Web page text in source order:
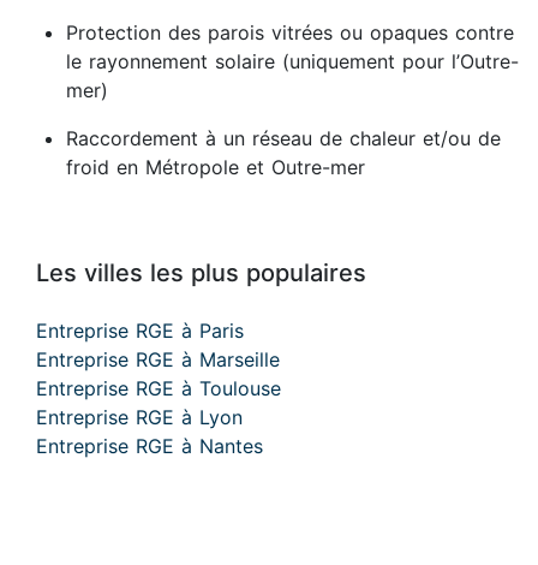
Protection des parois vitrées ou opaques contre
le rayonnement solaire (uniquement pour l’Outre-
mer)
Raccordement à un réseau de chaleur et/ou de
froid en Métropole et Outre-mer
Les villes les plus populaires
Entreprise RGE à Paris
Entreprise RGE à Marseille
Entreprise RGE à Toulouse
Entreprise RGE à Lyon
Entreprise RGE à Nantes